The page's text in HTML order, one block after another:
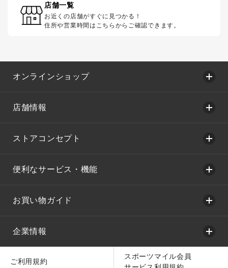
店舗一覧
お近くの店舗がすぐに見つかる！
住所や営業時間はこちらからご確認できます。
オンラインショップ
店舗情報
ストアコンセプト
便利なサービス・機能
お買い物ガイド
企業情報
ご利用規約
スポーツマイル会員